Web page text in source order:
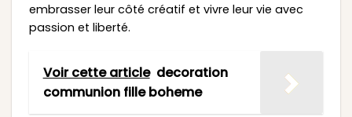
embrasser leur côté créatif et vivre leur vie avec
passion et liberté.
Voir cette article decoration
communion fille boheme